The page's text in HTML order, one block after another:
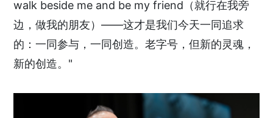
walk beside me and be my friend（就行在我旁
边，做我的朋友）——这才是我们今天一同追求
的：一同参与，一同创造。老字号，但新的灵魂，
新的创造。"